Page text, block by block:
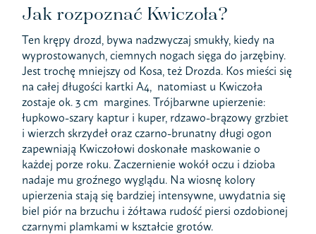
Jak rozpoznać Kwiczoła?
Ten krępy drozd, bywa nadzwyczaj smukły, kiedy na
wyprostowanych, ciemnych nogach sięga do jarzębiny.
Jest trochę mniejszy od Kosa, też Drozda. Kos mieści się
na całej długości kartki A4, natomiast u Kwiczoła
zostaje ok. 3 cm margines. Trójbarwne upierzenie:
łupkowo-szary kaptur i kuper, rdzawo-brązowy grzbiet
i wierzch skrzydeł oraz czarno-brunatny długi ogon
zapewniają Kwiczołowi doskonałe maskowanie o
każdej porze roku. Zaczernienie wokół oczu i dzioba
nadaje mu groźnego wyglądu. Na wiosnę kolory
upierzenia stają się bardziej intensywne, uwydatnia się
biel piór na brzuchu i żółtawa rudość piersi ozdobionej
czarnymi plamkami w kształcie grotów.